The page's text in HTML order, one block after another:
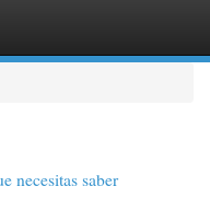
necesitas saber